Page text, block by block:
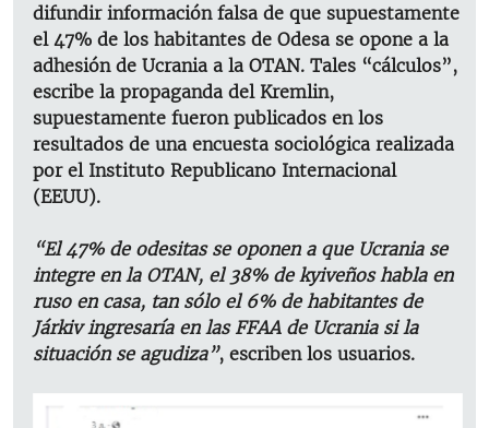
difundir información falsa de que supuestamente
el 47% de los habitantes de Odesa se opone a la
adhesión de Ucrania a la OTAN. Tales “cálculos”,
escribe la propaganda del Kremlin,
supuestamente fueron publicados en los
resultados de una encuesta sociológica realizada
por el Instituto Republicano Internacional
(EEUU).
“El 47% de odesitas se oponen a que Ucrania se
integre en la OTAN, el 38% de kyiveños habla en
ruso en casa, tan sólo el 6% de habitantes de
Járkiv ingresaría en las FFAA de Ucrania si la
situación se agudiza”, escriben los usuarios.